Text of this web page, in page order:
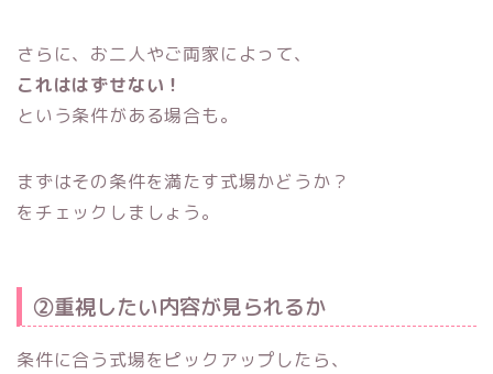
さらに、お二人やご両家によって、
これははずせない！
という条件がある場合も。
まずはその条件を満たす式場かどうか？
をチェックしましょう。
②重視したい内容が見られるか
条件に合う式場をピックアップしたら、